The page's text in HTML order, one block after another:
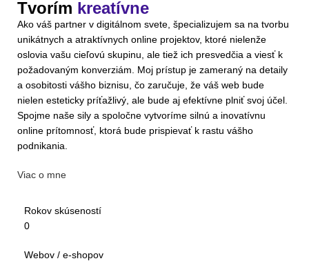
Tvorím kreatívne
Ako váš partner v digitálnom svete, špecializujem sa na tvorbu
unikátnych a atraktívnych online projektov, ktoré nielenže
oslovia vašu cieľovú skupinu, ale tiež ich presvedčia a viesť k
požadovaným konverziám. Moj prístup je zameraný na detaily
a osobitosti vášho biznisu, čo zaručuje, že váš web bude
nielen esteticky príťažlivý, ale bude aj efektívne plniť svoj účel.
Spojme naše sily a spoločne vytvoríme silnú a inovatívnu
online prítomnosť, ktorá bude prispievať k rastu vášho
podnikania.
Viac o mne
Rokov skúseností
0
Webov / e-shopov